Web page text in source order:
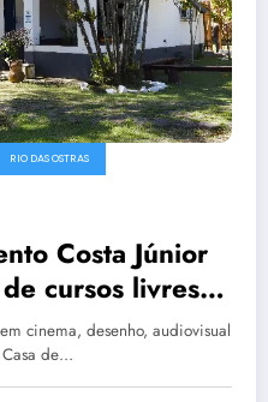
RIO DAS OSTRAS
Costa Júnior
cinema, desenho, audiovisual
de…